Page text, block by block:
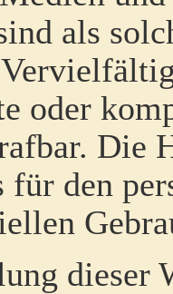
als
oder
Die
für den
dieser